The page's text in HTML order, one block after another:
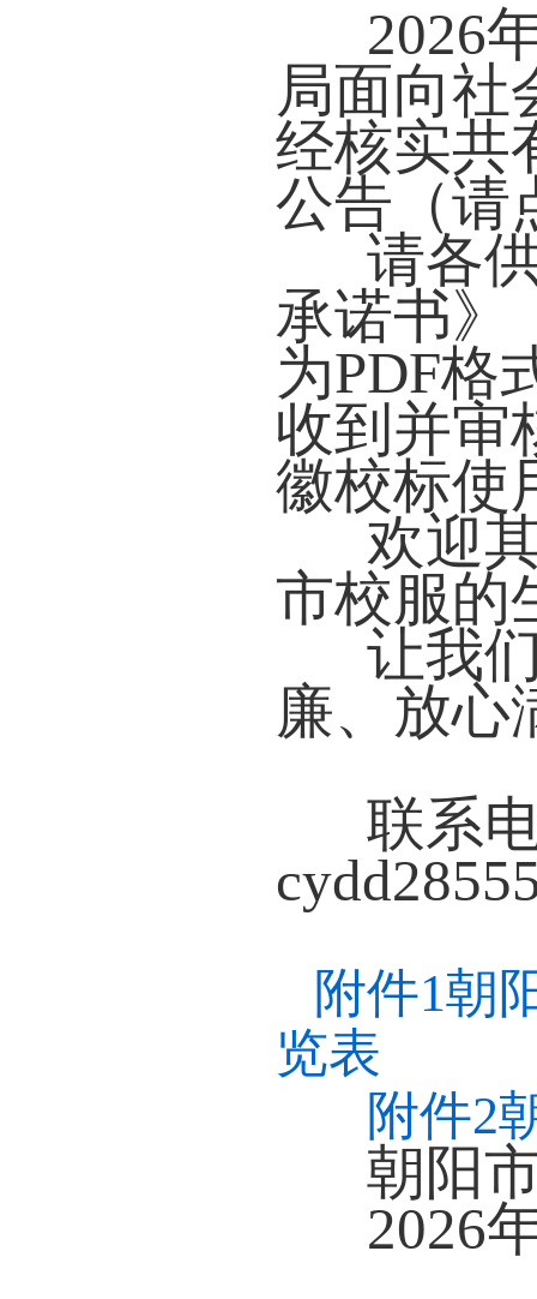
2026
局面向社
经核实共
公告（请
请各
承诺书》
为PDF格
收到并审
徽校标使
欢迎
市校服的
让我
廉、放心
联系
附件1朝
览表
附件2
朝阳
2026